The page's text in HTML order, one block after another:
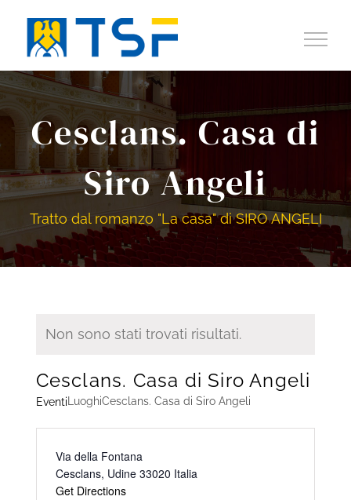
contenuto
Cesclans. Casa di
Siro Angeli
Tratto dal romanzo "La casa" di SIRO ANGELI
Notice
Non sono stati trovati risultati.
Cesclans. Casa di Siro Angeli
EventiLuoghiCesclans. Casa di Siro Angeli
Address
Via della Fontana
Cesclans, Udine 33020 Italia
Get Directions